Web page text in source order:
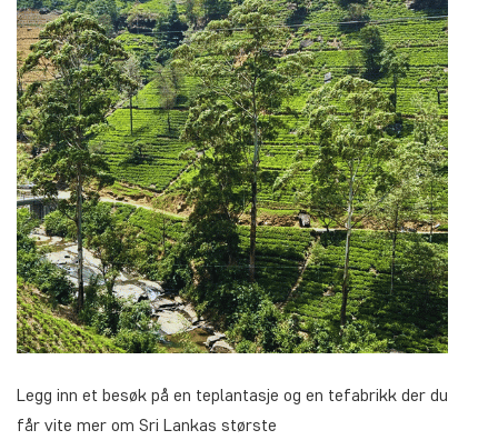
Legg inn et besøk på en teplantasje og en tefabrikk der du
får vite mer om Sri Lankas største